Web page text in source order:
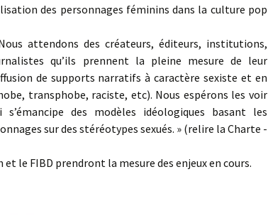
des personnages féminins dans la culture pop
attendons des créateurs, éditeurs, institutions,
qu’ils prennent la pleine mesure de leur
de supports narratifs à caractère sexiste et en
transphobe, raciste, etc). Nous espérons les voir
des modèles idéologiques basant les
sur des stéréotypes sexués. » (relire la Charte -
et le FIBD prendront la mesure des enjeux en cours.